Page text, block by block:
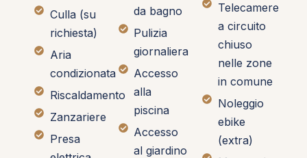
Culla (su
richiesta)
Aria
condizionata
Riscaldamento
Zanzariere
Presa
da bagno
Pulizia
giornaliera
Accesso
alla
piscina
Accesso
al giardino
Telecamere
a circuito
chiuso
nelle zone
in comune
Noleggio
ebike
(extra)